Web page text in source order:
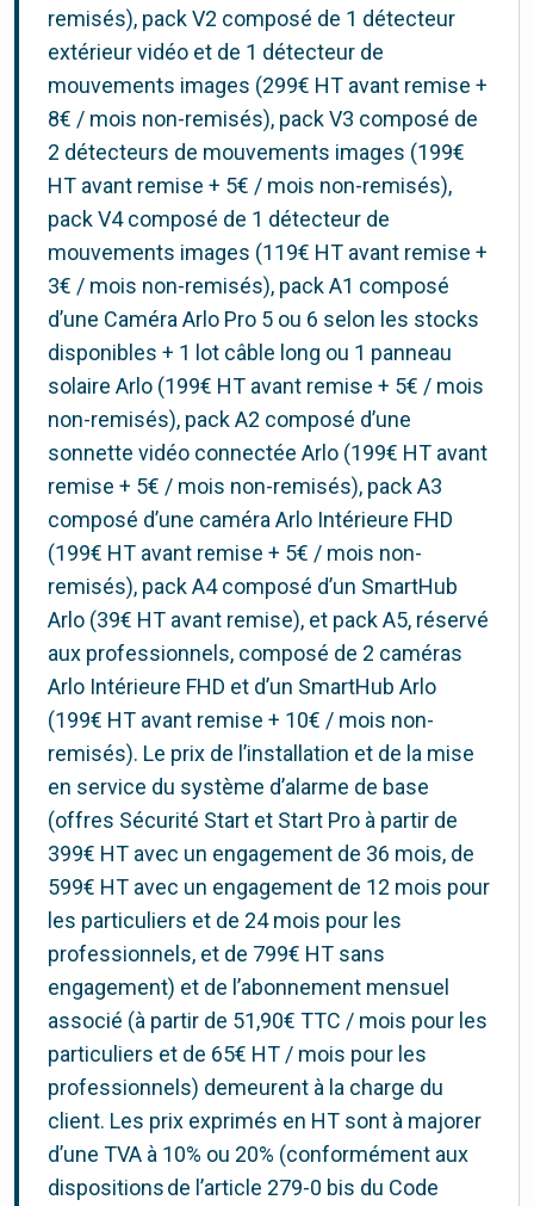
remisés), pack V2 composé de 1 détecteur
extérieur vidéo et de 1 détecteur de
mouvements images (299€ HT avant remise +
8€ / mois non-remisés), pack V3 composé de
2 détecteurs de mouvements images (199€
HT avant remise + 5€ / mois non-remisés),
pack V4 composé de 1 détecteur de
mouvements images (119€ HT avant remise +
3€ / mois non-remisés), pack A1 composé
d’une Caméra Arlo Pro 5 ou 6 selon les stocks
disponibles + 1 lot câble long ou 1 panneau
solaire Arlo (199€ HT avant remise + 5€ / mois
non-remisés), pack A2 composé d’une
sonnette vidéo connectée Arlo (199€ HT avant
remise + 5€ / mois non-remisés), pack A3
composé d’une caméra Arlo Intérieure FHD
(199€ HT avant remise + 5€ / mois non-
remisés), pack A4 composé d’un SmartHub
Arlo (39€ HT avant remise), et pack A5, réservé
aux professionnels, composé de 2 caméras
Arlo Intérieure FHD et d’un SmartHub Arlo
(199€ HT avant remise + 10€ / mois non-
remisés). Le prix de l’installation et de la mise
en service du système d’alarme de base
(offres Sécurité Start et Start Pro à partir de
399€ HT avec un engagement de 36 mois, de
599€ HT avec un engagement de 12 mois pour
les particuliers et de 24 mois pour les
professionnels, et de 799€ HT sans
engagement) et de l’abonnement mensuel
associé (à partir de 51,90€ TTC / mois pour les
particuliers et de 65€ HT / mois pour les
professionnels) demeurent à la charge du
client. Les prix exprimés en HT sont à majorer
d’une TVA à 10% ou 20% (conformément aux
dispositions de l’article 279-0 bis du Code